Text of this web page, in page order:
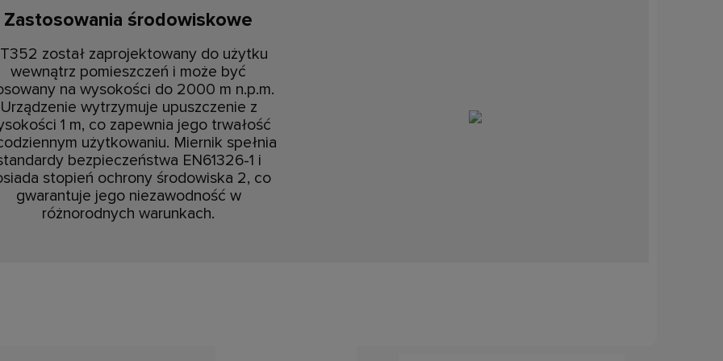
Zastosowania środowiskowe
został zaprojektowany do użytku
wewnątrz pomieszczeń i może być
na wysokości do 2000 m n.p.m.
Urządzenie wytrzymuje upuszczenie z
1 m, co zapewnia jego trwałość
użytkowaniu. Miernik spełnia
bezpieczeństwa EN61326-1 i
stopień ochrony środowiska 2, co
gwarantuje jego niezawodność w
różnorodnych warunkach.